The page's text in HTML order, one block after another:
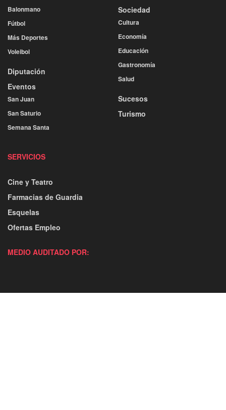
Balonmano
Fútbol
Más Deportes
Voleibol
Diputación
Eventos
San Juan
San Saturio
Semana Santa
Sociedad
Cultura
Economía
Educación
Gastronomía
Salud
Sucesos
Turismo
SERVICIOS
Cine y Teatro
Farmacias de Guardia
Esquelas
Ofertas Empleo
MEDIO AUDITADO POR: